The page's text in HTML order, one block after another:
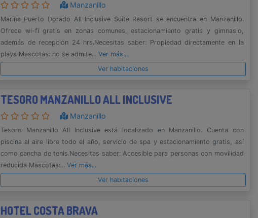
Manzanillo
Marina Puerto Dorado All Inclusive Suite Resort se encuentra en Manzanillo.
Ofrece wi-fi gratis en zonas comunes, estacionamiento gratis y gimnasio,
además de recepción 24 hrs.Necesitas saber: Propiedad directamente en la
playa Mascotas: no se admite... Ver más...
Ver habitaciones
TESORO MANZANILLO ALL INCLUSIVE
Manzanillo
Tesoro Manzanillo All Inclusive está localizado en Manzanillo. Cuenta con
piscina al aire libre todo el año, servicio de spa y estacionamiento gratis, así
como cancha de tenis.Necesitas saber: Accesible para personas con movilidad
reducida Mascotas:... Ver más...
Ver habitaciones
HOTEL COSTA BRAVA